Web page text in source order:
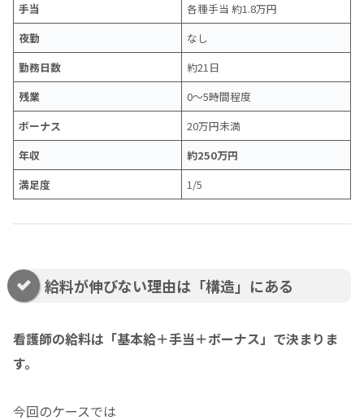
手当
各種手当 約1.8万円
夜勤
なし
勤務日数
約21日
残業
0〜5時間程度
ボーナス
20万円未満
年収
約250万円
満足度
1/5
給料が伸びない理由は「構造」にある
看護師の給料は「基本給＋手当＋ボーナス」で決まりま
す。
今回のケースでは